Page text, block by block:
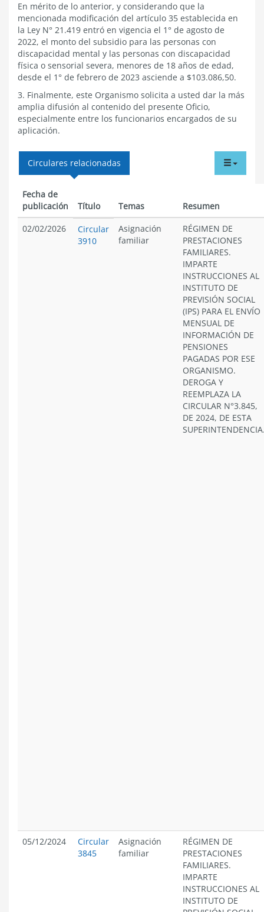
En mérito de lo anterior, y considerando que la
mencionada modificación del artículo 35 establecida en
la Ley N° 21.419 entró en vigencia el 1° de agosto de
2022, el monto del subsidio para las personas con
discapacidad mental y las personas con discapacidad
física o sensorial severa, menores de 18 años de edad,
desde el 1° de febrero de 2023 asciende a $103.086,50.
3. Finalmente, este Organismo solicita a usted dar la más
amplia difusión al contenido del presente Oficio,
especialmente entre los funcionarios encargados de su
aplicación.
menu
Circulares relacionadas
Fecha de
publicación
Título Temas
Resumen
02/02/2026
Circular
3910
Asignación
familiar
RÉGIMEN DE
PRESTACIONES
FAMILIARES.
IMPARTE
INSTRUCCIONES AL
INSTITUTO DE
PREVISIÓN SOCIAL
(IPS) PARA EL ENVÍO
MENSUAL DE
INFORMACIÓN DE
PENSIONES
PAGADAS POR ESE
ORGANISMO.
DEROGA Y
REEMPLAZA LA
CIRCULAR N°3.845,
DE 2024, DE ESTA
05/12/2024
Circular
3845
Asignación
familiar
RÉGIMEN DE
PRESTACIONES
FAMILIARES.
IMPARTE
INSTRUCCIONES AL
INSTITUTO DE